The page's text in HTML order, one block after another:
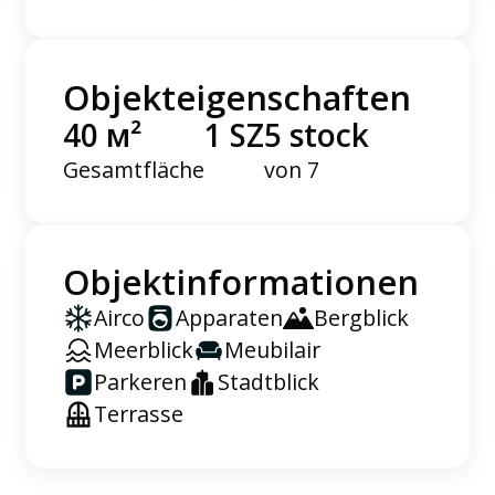
Objekteigenschaften
40 м²
Gesamtfläche
1 SZ5 stock
von 7
Objektinformationen
Airco Apparaten
Bergblick
Meerblick
Meubilair
Parkeren
Stadtblick
Terrasse